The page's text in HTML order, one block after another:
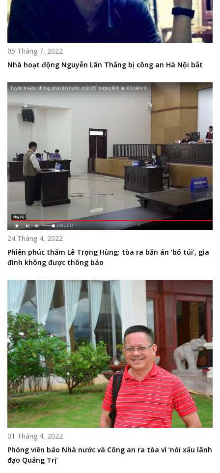
05 Tháng 7, 2022
Nhà hoạt động Nguyễn Lân Thắng bị công an Hà Nội bắt
24 Tháng 4, 2022
Phiên phúc thẩm Lê Trọng Hùng: tòa ra bản án ‘bỏ túi’, gia
đình không được thông báo
01 Tháng 4, 2022
Phóng viên báo Nhà nước và Công an ra tòa vì ‘nói xấu lãnh
đạo Quảng Trị’